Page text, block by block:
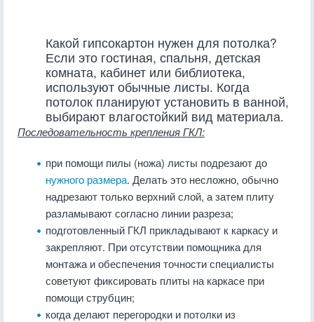
Какой гипсокартон нужен для потолка?
Если это гостиная, спальня, детская
комната, кабинет или библиотека,
используют обычные листы. Когда
потолок планируют установить в ванной,
выбирают влагостойкий вид материала.
Последовательность крепления ГКЛ:
при помощи пилы (ножа) листы подрезают до
нужного размера. Делать это несложно, обычно
надрезают только верхний слой, а затем плиту
разламывают согласно линии разреза;
подготовленный ГКЛ прикладывают к каркасу и
закрепляют. При отсутствии помощника для
монтажа и обеспечения точности специалисты
советуют фиксировать плиты на каркасе при
помощи струбцин;
когда делают перегородки и потолки из